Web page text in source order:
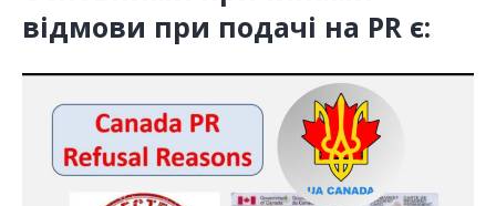
відмови при подачі на PR є: